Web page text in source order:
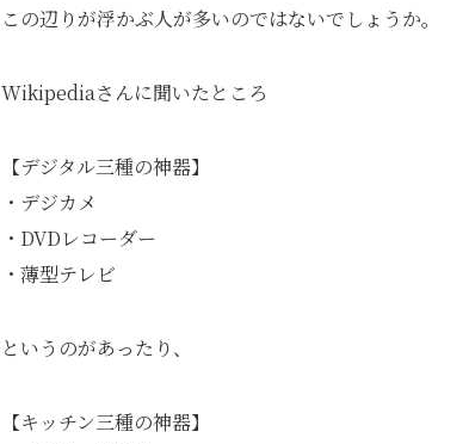
この辺りが浮かぶ人が多いのではないでしょうか。
Wikipediaさんに聞いたところ
【デジタル三種の神器】
・デジカメ
・DVDレコーダー
・薄型テレビ
というのがあったり、
【キッチン三種の神器】